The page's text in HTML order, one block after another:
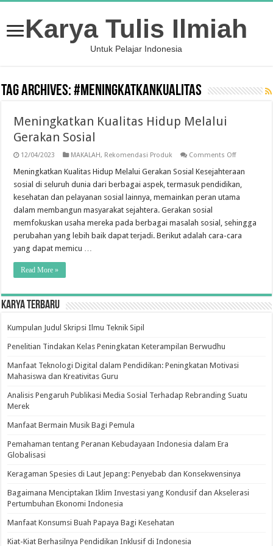
Karya Tulis Ilmiah
Untuk Pelajar Indonesia
Tag Archives:#meningkatkankualitas
Meningkatkan Kualitas Hidup Melalui
Gerakan Sosial
12/04/2023 MAKALAH, Rekomendasi Produk Comments Offon
Kualitas
Melalui
Gerakan
Sosial
Meningkatkan Kualitas Hidup Melalui Gerakan Sosial Kesejahteraan
sosial di seluruh dunia dari berbagai aspek, termasuk pendidikan,
kesehatan dan pelayanan sosial lainnya, memainkan peran utama
dalam membangun masyarakat sejahtera. Gerakan sosial
memfokuskan usaha mereka pada berbagai masalah sosial, sehingga
perubahan yang lebih baik dapat terjadi. Berikut adalah cara-cara
yang dapat memicu …
Read More »
Karya Terbaru
Kumpulan Judul Skripsi Ilmu Teknik Sipil
Penelitian Tindakan Kelas Peningkatan Keterampilan Berwudhu
Manfaat Teknologi Digital dalam Pendidikan: Peningkatan Motivasi
Mahasiswa dan Kreativitas Guru
Analisis Pengaruh Publikasi Media Sosial Terhadap Rebranding Suatu
Merek
Manfaat Bermain Musik Bagi Pemula
Pemahaman tentang Peranan Kebudayaan Indonesia dalam Era
Globalisasi
Keragaman Spesies di Laut Jepang: Penyebab dan Konsekwensinya
Bagaimana Menciptakan Iklim Investasi yang Kondusif dan Akselerasi
Pertumbuhan Ekonomi Indonesia
Manfaat Konsumsi Buah Papaya Bagi Kesehatan
Kiat-Kiat Berhasilnya Pendidikan Inklusif di Indonesia